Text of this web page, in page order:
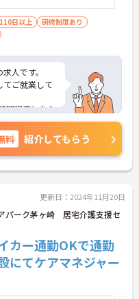
日以上
研修制度あり
人です。
てご就業して
間程度と少な
立てやすいで
トなど、さら
軽にご相談く
料 紹介してもらう
更新日：2024年11月20日
パーク茅ヶ崎 居宅介護支援セ
カー通勤OKで通勤
にてケアマネジャー